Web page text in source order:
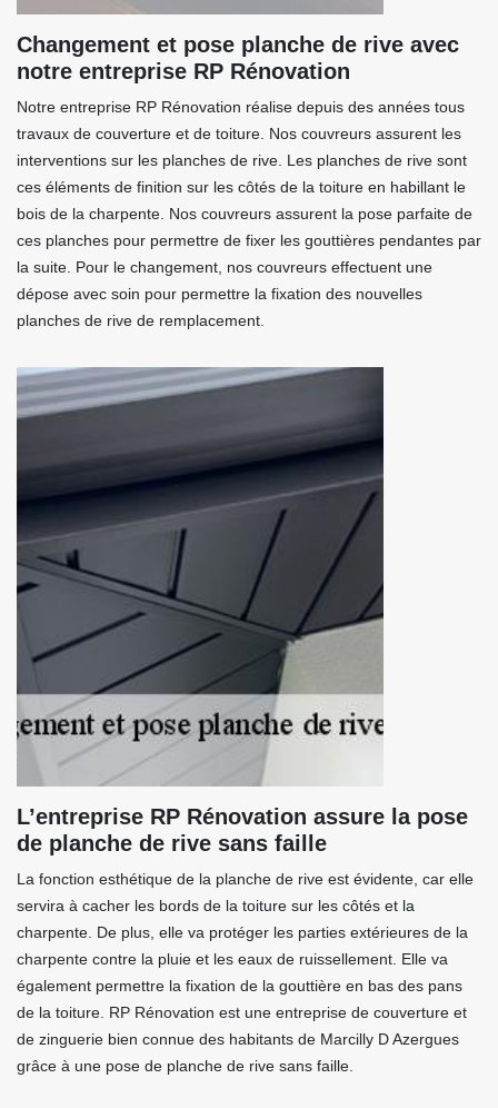
Changement et pose planche de rive avec
notre entreprise RP Rénovation
Notre entreprise RP Rénovation réalise depuis des années tous
travaux de couverture et de toiture. Nos couvreurs assurent les
interventions sur les planches de rive. Les planches de rive sont
ces éléments de finition sur les côtés de la toiture en habillant le
bois de la charpente. Nos couvreurs assurent la pose parfaite de
ces planches pour permettre de fixer les gouttières pendantes par
la suite. Pour le changement, nos couvreurs effectuent une
dépose avec soin pour permettre la fixation des nouvelles
planches de rive de remplacement.
L’entreprise RP Rénovation assure la pose
de planche de rive sans faille
La fonction esthétique de la planche de rive est évidente, car elle
servira à cacher les bords de la toiture sur les côtés et la
charpente. De plus, elle va protéger les parties extérieures de la
charpente contre la pluie et les eaux de ruissellement. Elle va
également permettre la fixation de la gouttière en bas des pans
de la toiture. RP Rénovation est une entreprise de couverture et
de zinguerie bien connue des habitants de Marcilly D Azergues
grâce à une pose de planche de rive sans faille.